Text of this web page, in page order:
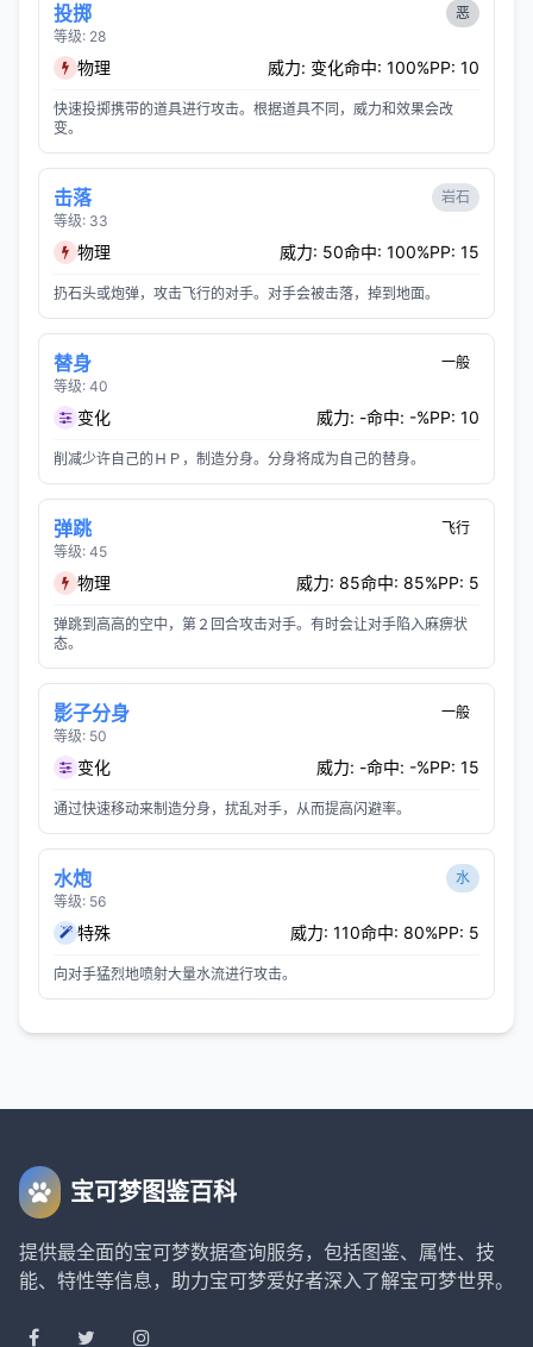
投掷
等级: 28
恶
物理 威力: 变化命中: 100%PP: 10
快速投掷携带的道具进行攻击。根据道具不同，威力和效果会改
变。
击落
等级: 33
岩石
物理 威力: 50命中: 100%PP: 15
扔石头或炮弹，攻击飞行的对手。对手会被击落，掉到地面。
替身
等级: 40
一般
变化 威力: -命中: -%PP: 10
削减少许自己的ＨＰ，制造分身。分身将成为自己的替身。
弹跳
等级: 45
飞行
物理 威力: 85命中: 85%PP: 5
弹跳到高高的空中，第２回合攻击对手。有时会让对手陷入麻痹状
态。
影子分身
等级: 50
一般
变化 威力: -命中: -%PP: 15
通过快速移动来制造分身，扰乱对手，从而提高闪避率。
水炮
等级: 56
水
特殊 威力: 110命中: 80%PP: 5
向对手猛烈地喷射大量水流进行攻击。
宝可梦图鉴百科
提供最全面的宝可梦数据查询服务，包括图鉴、属性、技
能、特性等信息，助力宝可梦爱好者深入了解宝可梦世界。